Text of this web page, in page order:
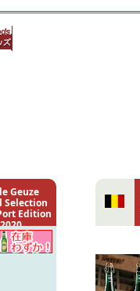
Geuze
Selection
Edition
2020